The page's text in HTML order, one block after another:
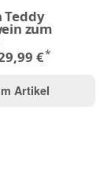
Teddy
zum
€*
Artikel